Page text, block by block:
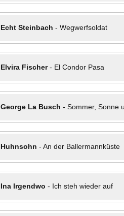
Echt Steinbach - Wegwerfsoldat
Elvira Fischer- El Condor Pasa
George La Busch - Sommer, Sonne
Huhnsohn - An der Ballermannküste
Ina Irgendwo - Ich steh wieder auf